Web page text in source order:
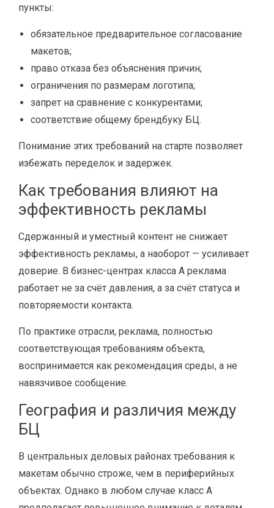
пункты:
обязательное предварительное согласование
макетов;
право отказа без объяснения причин;
ограничения по размерам логотипа;
запрет на сравнение с конкурентами;
соответствие общему брендбуку БЦ.
Понимание этих требований на старте позволяет
избежать переделок и задержек.
Как требования влияют на
эффективность рекламы
Сдержанный и уместный контент не снижает
эффективность рекламы, а наоборот — усиливает
доверие. В бизнес-центрах класса A реклама
работает не за счёт давления, а за счёт статуса и
повторяемости контакта.
По практике отрасли, реклама, полностью
соответствующая требованиям объекта,
воспринимается как рекомендация среды, а не
навязчивое сообщение.
География и различия между
БЦ
В центральных деловых районах требования к
макетам обычно строже, чем в периферийных
объектах. Однако в любом случае класс A